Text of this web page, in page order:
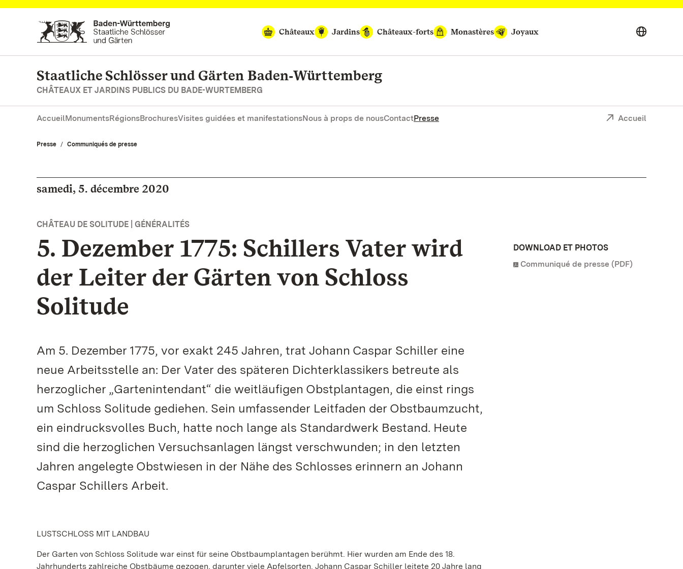
Vers la page d’accueil
Châteaux
Jardins Châteaux-forts Monastères Joyaux
Staatliche Schlösser und Gärten Baden‑Württemberg
CHÂTEAUX ET JARDINS PUBLICS DU BADE-WURTEMBERG
AccueilMonumentsRégionsBrochuresVisites guidées et manifestationsNous à props de nousContactPresse Accueil
Presse Communiqués de presse
samedi, 5. décembre 2020
CHÂTEAU DE SOLITUDE | GÉNÉRALITÉS
5. Dezember 1775: Schillers Vater wird
der Leiter der Gärten von Schloss
Solitude
Am 5. Dezember 1775, vor exakt 245 Jahren, trat Johann Caspar Schiller eine
neue Arbeitsstelle an: Der Vater des späteren Dichterklassikers betreute als
herzoglicher „Gartenintendant“ die weitläufigen Obstplantagen, die einst rings
um Schloss Solitude gediehen. Sein umfassender Leitfaden der Obstbaumzucht,
ein eindrucksvolles Buch, hatte noch lange als Standardwerk Bestand. Heute
sind die herzoglichen Versuchsanlagen längst verschwunden; in den letzten
Jahren angelegte Obstwiesen in der Nähe des Schlosses erinnern an Johann
Caspar Schillers Arbeit.
LUSTSCHLOSS MIT LANDBAU
Der Garten von Schloss Solitude war einst für seine Obstbaumplantagen berühmt. Hier wurden am Ende des 18.
Jahrhunderts zahlreiche Obstbäume gezogen, darunter viele Apfelsorten. Johann Caspar Schiller leitete 20 Jahre lang
DOWNLOAD ET PHOTOS
Communiqué de presse (PDF)